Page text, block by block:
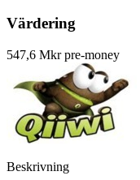
Värdering
547,6 Mkr pre-money
Beskrivning